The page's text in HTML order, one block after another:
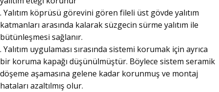
. Yalıtım köprüsü görevini gören fileli üst gövde yalıtım
katmanları arasında kalarak süzgecin sürme yalıtım ile
bütünleşmesi sağlanır.
. Yalıtım uygulaması sırasında sistemi korumak için ayrıca
bir koruma kapağı düşünülmüştür. Böylece sistem seramik
döşeme aşamasına gelene kadar korunmuş ve montaj
hataları azaltılmış olur.